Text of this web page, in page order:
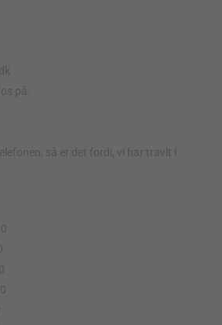
på:
så er det fordi, vi har travlt i